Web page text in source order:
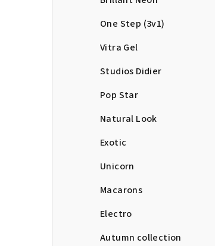
One Step (3v1)
Vitra Gel
Studios Didier
Pop Star
Natural Look
Exotic
Unicorn
Macarons
Electro
Autumn collection